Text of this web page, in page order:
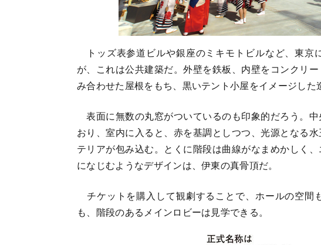
トッズ表参道ビルや銀座のミキモトビルなど、東京
が、これは公共建築だ。外壁を鉄板、内壁をコンクリ
み合わせた屋根をもち、黒いテント小屋をイメージした
表面に無数の丸窓がついているのも印象的だろう。
おり、室内に入ると、赤を基調としつつ、光源となる
テリアが包み込む。とくに階段は曲線がなまめかしく
になじむようなデザインは、伊東の真骨頂だ。
チケットを購入して観劇することで、ホールの空間
も、階段のあるメインロビーは見学できる。